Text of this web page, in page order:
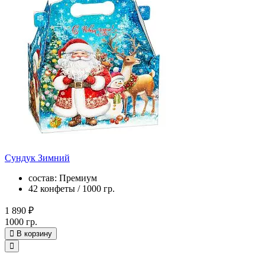
Сундук Зимний
состав: Премиум
42 конфеты / 1000 гр.
1 890 ₽
1000 гр.
В корзину